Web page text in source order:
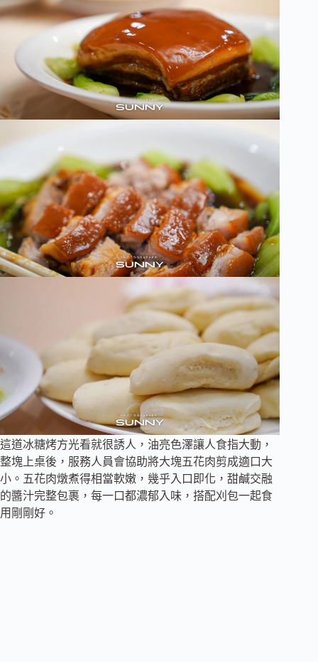
這道冰糖烤方光看就很誘人，油亮色澤讓人食指大動，
整塊上桌後，服務人員會協助將大塊五花肉剪成適口大
小。五花肉燉煮得相當軟嫩，幾乎入口即化，甜鹹交融
的醬汁完整包裹，每一口都濃郁入味，搭配刈包一起食
用剛剛好。